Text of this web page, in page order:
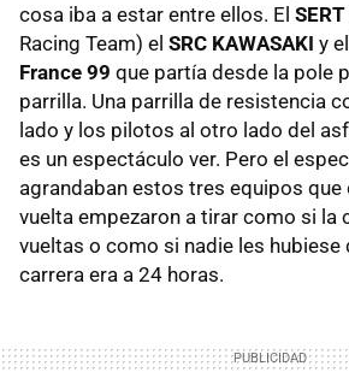
cosa iba a estar entre ellos. El SERT
Racing Team) el SRC KAWASAKI y el
France 99 que partía desde la pole
parrilla. Una parrilla de resistencia
lado y los pilotos al otro lado del
es un espectáculo ver. Pero el
agrandaban estos tres equipos que
vuelta empezaron a tirar como si la
vueltas o como si nadie les hubiese
carrera era a 24 horas.